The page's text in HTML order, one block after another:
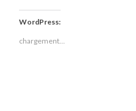
WordPress:
chargement…